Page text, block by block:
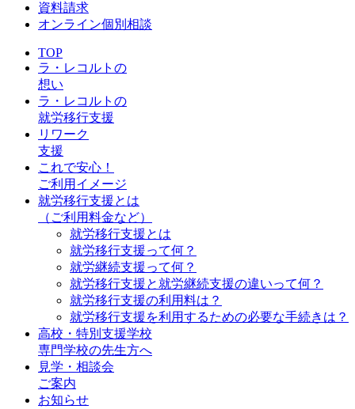
資料請求
オンライン個別相談
TOP
ラ・レコルトの
想い
ラ・レコルトの
就労移行支援
リワーク
支援
これで安心！
ご利用イメージ
就労移行支援とは
（ご利用料金など）
就労移行支援とは
就労移行支援って何？
就労継続支援って何？
就労移行支援と就労継続支援の違いって何？
就労移行支援の利用料は？
就労移行支援を利用するための必要な手続きは？
高校・特別支援学校
専門学校の先生方へ
見学・相談会
ご案内
お知らせ